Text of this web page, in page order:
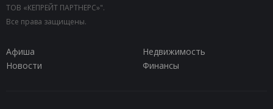
ТОВ «КЕПРЕЙТ ПАРТНЕРС»".
Все права защищены.
Афиша
Недвижимость
Новости
Финансы